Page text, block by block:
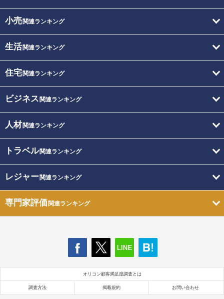
小売関連ランキング
生活関連ランキング
住宅関連ランキング
ビジネス 関連ランキング
人材関連ランキング
トラベル関連ランキング
レジャー関連ランキング
専門家評価関連ランキング
オリコン顧客満足度調査とは
調査方法 掲載規約 お問い合わせ